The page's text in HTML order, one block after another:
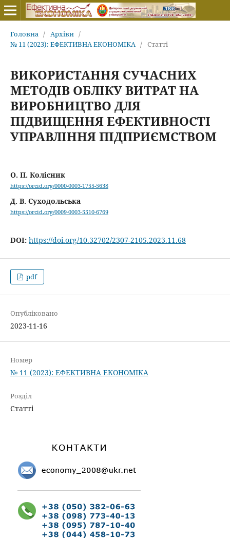
Головна / Архіви /
№ 11 (2023): ЕФЕКТИВНА ЕКОНОМІКА / Статті
ВИКОРИСТАННЯ СУЧАСНИХ
МЕТОДІВ ОБЛІКУ ВИТРАТ НА
ВИРОБНИЦТВО ДЛЯ
ПІДВИЩЕННЯ ЕФЕКТИВНОСТІ
УПРАВЛІННЯ ПІДПРИЄМСТВОМ
О. П. Колісник
https://orcid.org/0000-0003-1755-5638
Д. В. Суходольська
https://orcid.org/0009-0003-5510-6769
DOI: https://doi.org/10.32702/2307-2105.2023.11.68
pdf
Опубліковано
2023-11-16
Номер
№ 11 (2023): ЕФЕКТИВНА ЕКОНОМІКА
Розділ
Статті